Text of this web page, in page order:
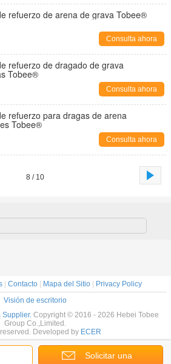
refuerzo de arena de grava Tobee®
Consulta ahora
refuerzo de dragado de grava
Tobee®
Consulta ahora
refuerzo para dragas de arena
Tobee®
Consulta ahora
8 / 10
Solicitar una
| Contacto| Mapa del Sitio|
Privacy Policy
Visión de escritorio
Supplier. Copyright © 2016 - 2026 Hebei Tobee
Group Co.,Limited.
Developed by ECER